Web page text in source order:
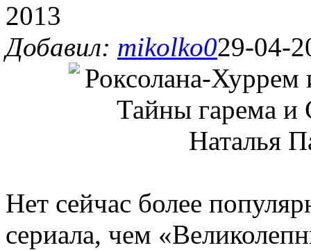
2013
Добавил: mikolko029-04-
Нет сейчас более
сериала, чем